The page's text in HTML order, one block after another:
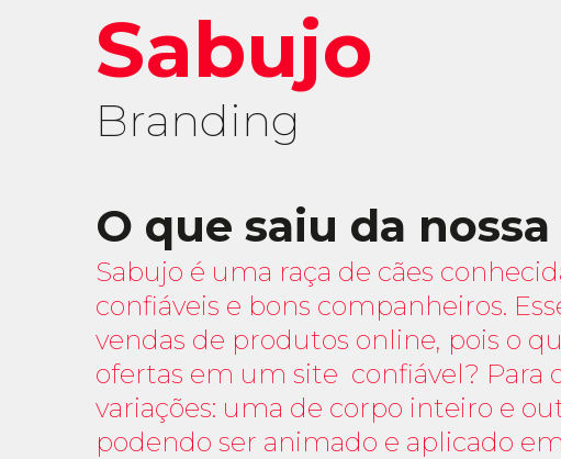
Sabujo
Branding
O que saiu da
Sabujo é uma raça de cães
confiáveis e bons companheiros.
vendas de produtos online, pois o
ofertas em um site confiável? Para
variações: uma de corpo inteiro e
podendo ser animado e aplicado